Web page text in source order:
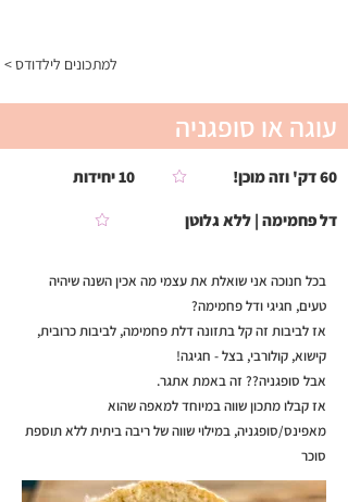
< למתכונים לילדודס
עוגה או סופגניה
60 דק' וזה מוכן! 10 יחידות
דל פחמימה | ללא גלוטן
בכל חנוכה אני שואלת את עצמי מה אכין השנה שיהיה
טעים, חגיגי ודל פחמימה?
אז לביבות זה קל בתזונה דלת פחמימה, לביבות כרובית,
קישוא, קולורבי, בצל - חגיגה!
אבל סופגניה?? זה באמת אתגר.
אז קבלו מתכון שווה במיוחד למאפה שהוא
מאפינס/סופגניה, במילוי שווה של ריבה ביתית ללא תוספת
סוכר